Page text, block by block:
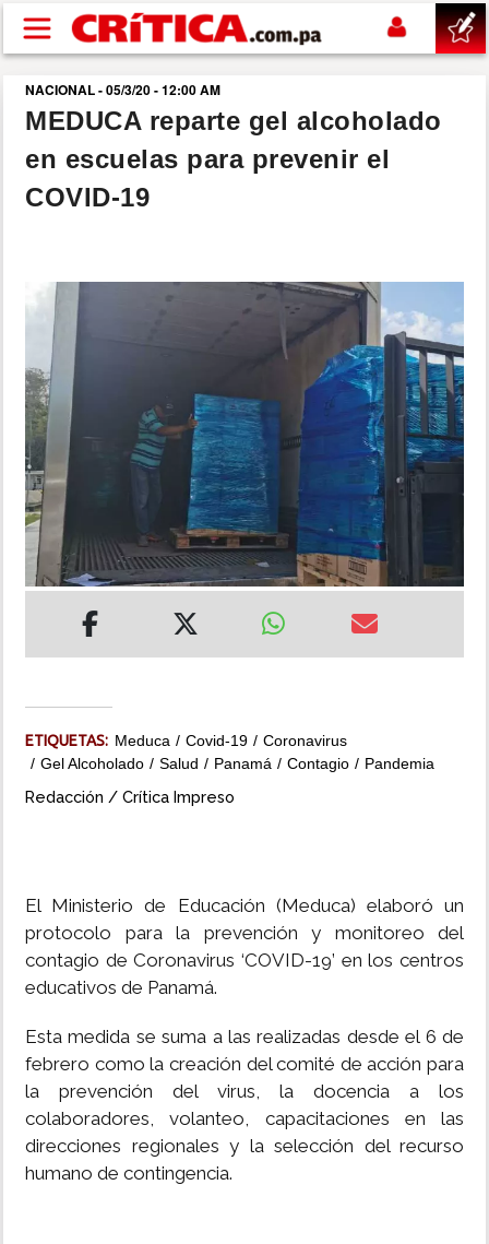
Pasar al contenido principal
buscar
SUCESOS
POLÍTICA
SHOW
DEPORTES
MUNDO
INSÓLITAS
MULTIMEDIA
IMPRESO
NACIONAL - 05/3/20 - 12:00 AM
MEDUCA reparte gel alcoholado
en escuelas para prevenir el
COVID-19
ETIQUETAS: Meduca Covid-19
Coronavirus
Gel Alcoholado
Salud Panamá Contagio Pandemia
Redacción / Crítica Impreso
El Ministerio de Educación (Meduca) elaboró un
protocolo para la prevención y monitoreo del
contagio de Coronavirus ‘COVID-19’ en los centros
educativos de Panamá.
Esta medida se suma a las realizadas desde el 6 de
febrero como la creación del comité de acción para
la prevención del virus, la docencia a los
colaboradores, volanteo, capacitaciones en las
direcciones regionales y la selección del recurso
humano de contingencia.